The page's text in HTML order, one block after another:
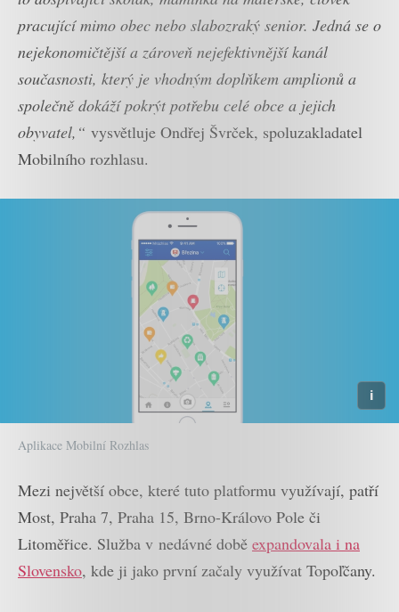
pracující mimo obec nebo slabozraký senior. Jedná se o
nejekonomičtější a zároveň nejefektivnější kanál
současnosti, který je vhodným doplňkem amplionů a
společně dokáží pokrýt potřebu celé obce a jejich
obyvatel,“ vysvětluje Ondřej Švrček, spoluzakladatel
Mobilního rozhlasu.
Aplikace Mobilní Rozhlas
Mezi největší obce, které tuto platformu využívají, patří
Most, Praha 7, Praha 15, Brno-Královo Pole či
Litoměřice. Služba v nedávné době expandovala i na
Slovensko, kde ji jako první začaly využívat Topoľčany.